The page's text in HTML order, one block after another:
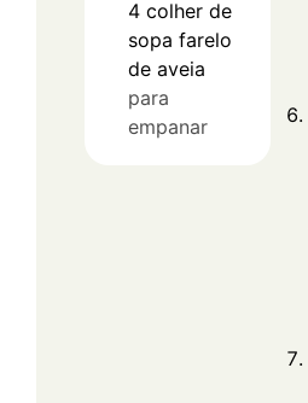
4 colher de
sopa farelo
de aveia
para
empanar